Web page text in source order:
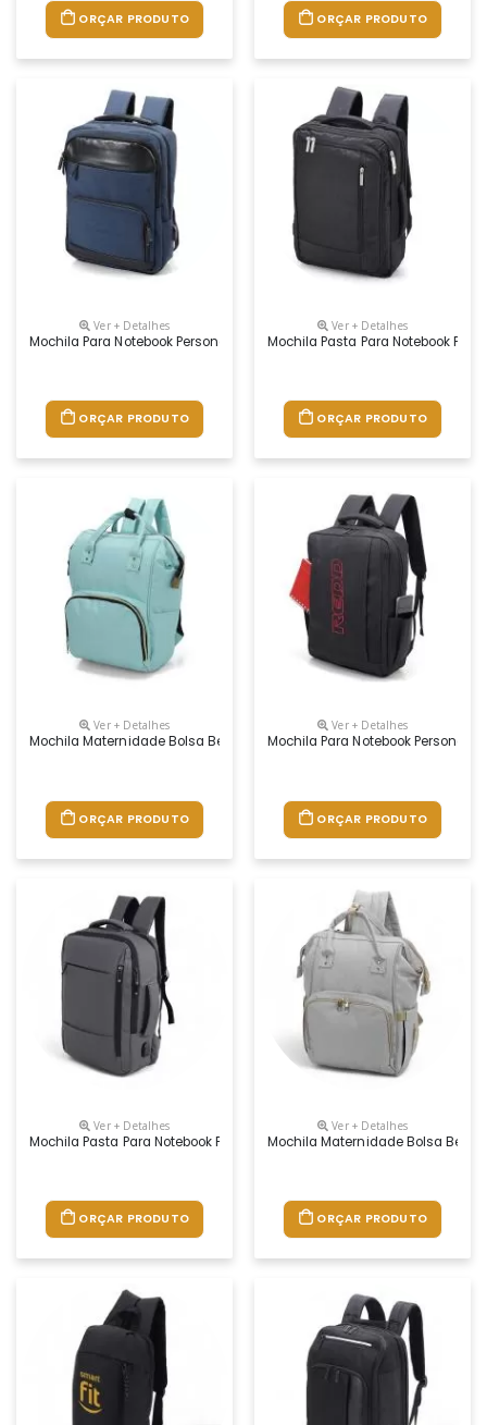
ORÇAR PRODUTO ORÇAR PRODUTO
Ver + Detalhes
Mochila Para Notebook Personalizada
ORÇAR PRODUTO
Ver + Detalhes
Mochila Pasta Para Notebook
ORÇAR PRODUTO
Ver + Detalhes
Mochila Maternidade Bolsa Bebê Personalizada
ORÇAR PRODUTO
Ver + Detalhes
Mochila Para Notebook
ORÇAR PRODUTO
Ver + Detalhes
Mochila Pasta Para Notebook Personalizada
ORÇAR PRODUTO
Ver + Detalhes
Mochila Maternidade Bolsa Bebê
ORÇAR PRODUTO